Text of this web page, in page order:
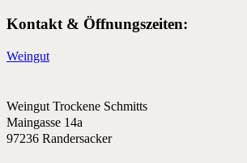
Kontakt & Öffnungszeiten:
Weingut
Weingut Trockene Schmitts
Maingasse 14a
97236 Randersacker